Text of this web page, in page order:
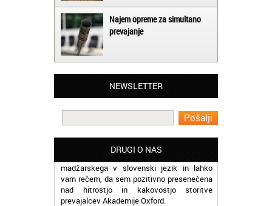
Najem opreme za simultano
prevajanje
NEWSLETTER
DRUGI O NAS
Matjaž iz Ajdovščine:
Lahko pohvalim vse zaposlene v Akademiji
Oxford, ker so resnično profesionalni in
prevajalske storitve opravljajo hitro in
učinkoviti.
Potrebovala sem prevajanje iz
madžarskega v slovenski jezik in lahko
vam rečem, da sem pozitivno presenečena
nad hitrostjo in kakovostjo storitve
prevajalcev Akademije Oxford.